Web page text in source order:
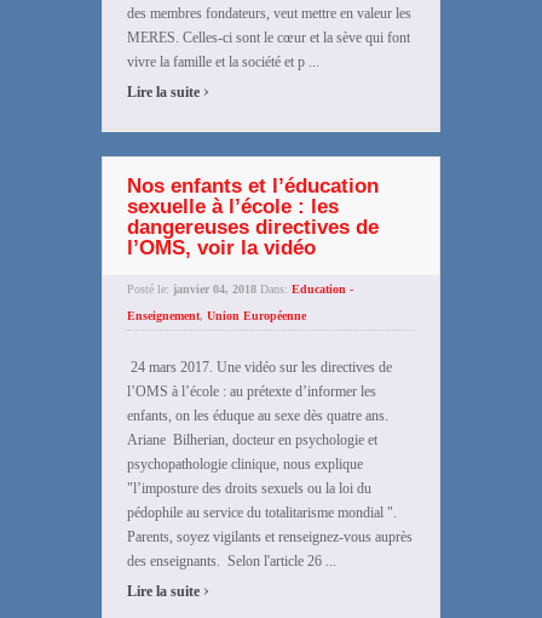
des membres fondateurs, veut mettre en valeur les
MERES. Celles-ci sont le cœur et la sève qui font
vivre la famille et la société et p ...
Lire la suite ›
Nos enfants et l’éducation
sexuelle à l’école : les
dangereuses directives de
l’OMS, voir la vidéo
Posté le: janvier 04, 2018 Dans: Education -
Enseignement, Union Européenne
24 mars 2017. Une vidéo sur les directives de
l’OMS à l’école : au prétexte d’informer les
enfants, on les éduque au sexe dès quatre ans.
Ariane Bilherian, docteur en psychologie et
psychopathologie clinique, nous explique
"l’imposture des droits sexuels ou la loi du
pédophile au service du totalitarisme mondial ".
Parents, soyez vigilants et renseignez-vous auprès
des enseignants. Selon l'article 26 ...
Lire la suite ›